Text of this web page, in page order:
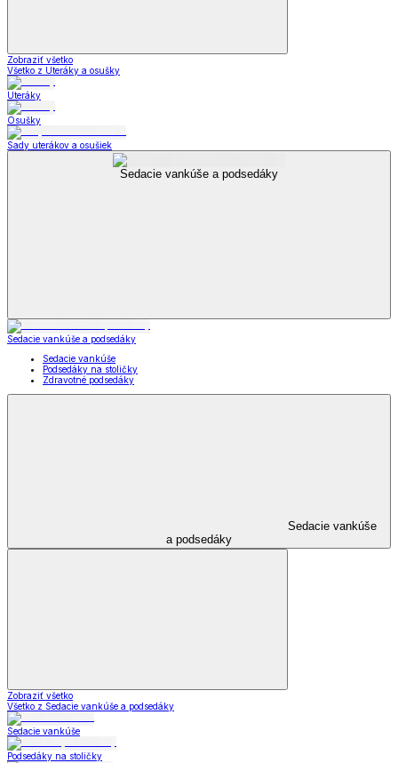
Zobraziť všetko
Všetko z Uteráky a osušky
Uteráky
Osušky
Sady uterákov a osušiek
Sedacie vankúše a podsedáky
Sedacie vankúše a podsedáky
Sedacie vankúše
Podsedáky na stoličky
Zdravotné podsedáky
Sedacie vankúše
a podsedáky
Zobraziť všetko
Všetko z Sedacie vankúše a podsedáky
Sedacie vankúše
Podsedáky na stoličky